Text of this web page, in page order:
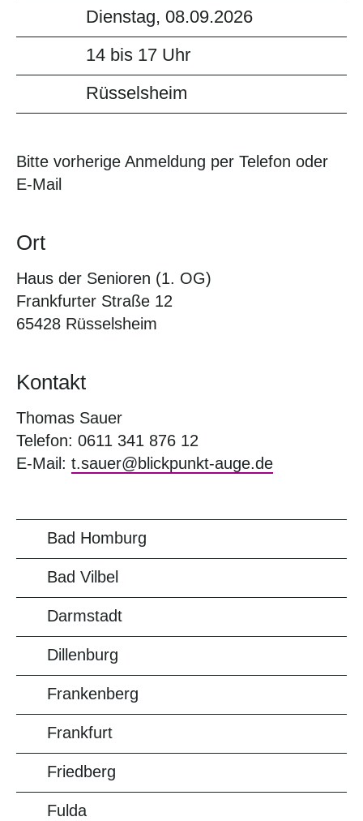
Dienstag, 08.09.2026
14 bis 17 Uhr
Rüsselsheim
Bitte vorherige Anmeldung per Telefon oder
E-Mail
Ort
Haus der Senioren (1. OG)
Frankfurter Straße 12
65428 Rüsselsheim
Kontakt
Thomas Sauer
Telefon: 0611 341 876 12
E-Mail: t.sauer@blickpunkt-auge.de
Bad Homburg
Bad Vilbel
Darmstadt
Dillenburg
Frankenberg
Frankfurt
Friedberg
Fulda